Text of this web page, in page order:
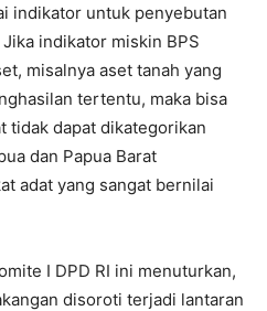
indikator untuk penyebutan
indikator miskin BPS
misalnya aset tanah yang
tertentu, maka bisa
tidak dapat dikategorikan
dan Papua Barat
adat yang sangat bernilai
I DPD RI ini menuturkan,
disoroti terjadi lantaran